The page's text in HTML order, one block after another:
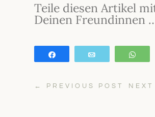
Teile diesen Artikel
Deinen Freundinnen
← PREVIOUS POST NEXT